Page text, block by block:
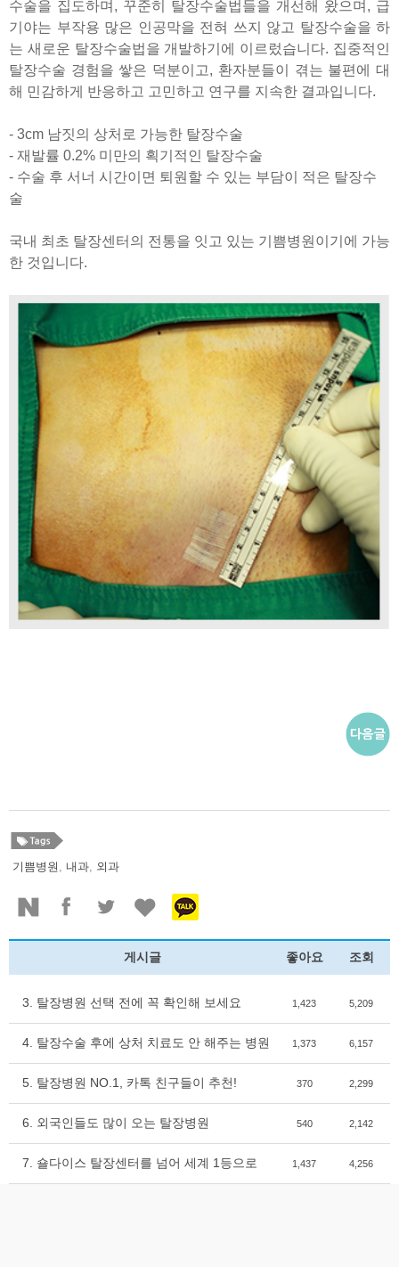
수술을 집도하며, 꾸준히 탈장수술법들을 개선해 왔으며, 급
기야는 부작용 많은 인공막을 전혀 쓰지 않고 탈장수술을 하
는 새로운 탈장수술법을 개발하기에 이르렀습니다. 집중적인
탈장수술 경험을 쌓은 덕분이고, 환자분들이 겪는 불편에 대
해 민감하게 반응하고 고민하고 연구를 지속한 결과입니다.
- 3cm 남짓의 상처로 가능한 탈장수술
- 재발률 0.2% 미만의 획기적인 탈장수술
- 수술 후 서너 시간이면 퇴원할 수 있는 부담이 적은 탈장수
술
국내 최초 탈장센터의 전통을 잇고 있는 기쁨병원이기에 가능
한 것입니다.
기쁨병원 내과 외과
게시글 좋아요 조회
3. 탈장병원 선택 전에 꼭 확인해 보세요 1,423 5,209
4. 탈장수술 후에 상처 치료도 안 해주는 병원 1,373 6,157
5. 탈장병원 NO.1, 카톡 친구들이 추천! 370 2,299
6. 외국인들도 많이 오는 탈장병원 540 2,142
7. 숄다이스 탈장센터를 넘어 세계 1등으로 1,437 4,256